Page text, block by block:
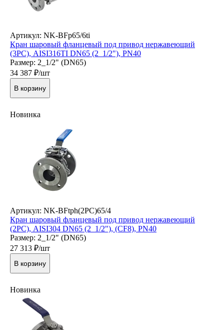
Артикул: NK-BFp65/6ti
Кран шаровый фланцевый под привод нержавеющий
(3PC), AISI316TI DN65 (2_1/2"), PN40
Размер: 2_1/2" (DN65)
34 387 ₽/шт
В корзину
Новинка
Артикул: NK-BFtph(2PC)65/4
Кран шаровый фланцевый под привод нержавеющий
(2PC), AISI304 DN65 (2_1/2"), (CF8), PN40
Размер: 2_1/2" (DN65)
27 313 ₽/шт
В корзину
Новинка